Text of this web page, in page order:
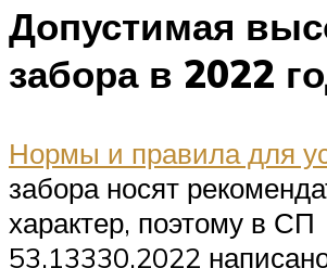
Допустимая
забора в 2022
Нормы и правила для
забора носят
характер, поэтому в СП
53.13330.2022